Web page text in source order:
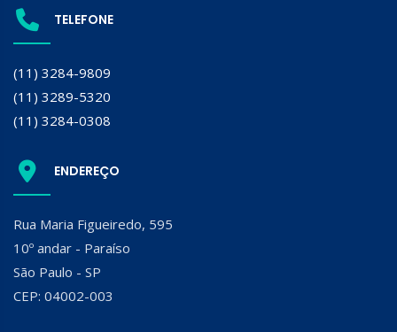
TELEFONE
(11) 3284-9809
(11) 3289-5320
(11) 3284-0308
ENDEREÇO
Rua Maria Figueiredo, 595
10º andar - Paraíso
São Paulo - SP
CEP: 04002-003